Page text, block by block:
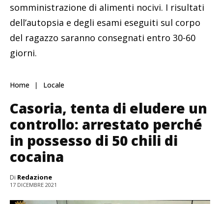
somministrazione di alimenti nocivi. I risultati
dell’autopsia e degli esami eseguiti sul corpo
del ragazzo saranno consegnati entro 30-60
giorni.
Home Locale
Casoria, tenta di eludere un
controllo: arrestato perché
in possesso di 50 chili di
cocaina
Di Redazione
17 DICEMBRE 2021